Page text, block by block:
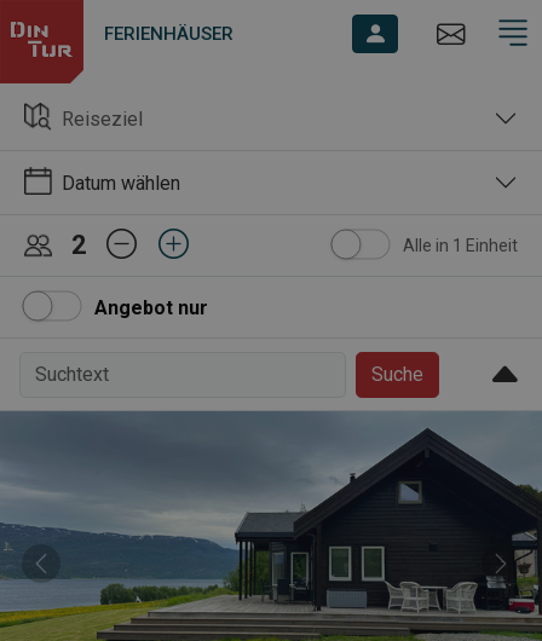
FERIENHÄUSER
Reiseziel
Datum wählen
2 Alle in 1 Einheit
Angebot nur
Suche
Vorheriges